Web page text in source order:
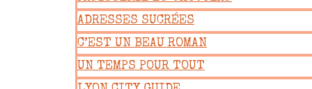
ADRESSES SUCRÉES
C’EST UN BEAU ROMAN
UN TEMPS POUR TOUT